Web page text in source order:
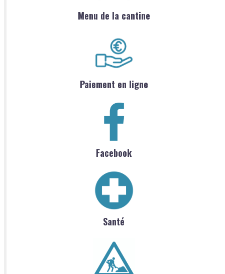
Menu de la cantine
Paiement en ligne
Facebook
Santé